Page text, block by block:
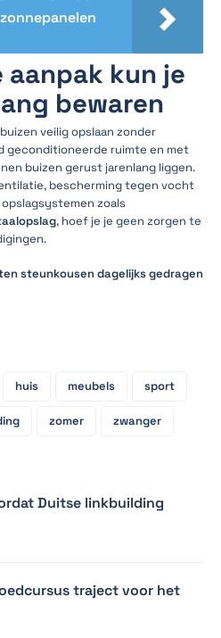
kun je
bewaren
veilig opslaan zonder
geconditioneerde ruimte en met
buizen gerust jarenlang liggen.
bescherming tegen vocht
zoals
, hoef je je geen zorgen te
steunkousen dagelijks gedragen
huis meubels sport
zomer zwanger
Duitse linkbuilding
traject voor het